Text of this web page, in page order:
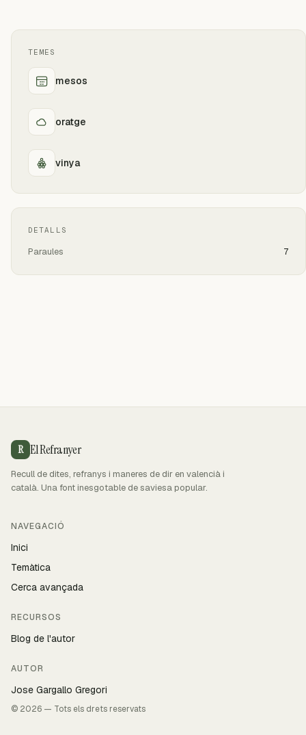
TEMES
mesos
oratge
vinya
DETALLS
Paraules 7
R El Refranyer
Recull de dites, refranys i maneres de dir en valencià i
català. Una font inesgotable de saviesa popular.
NAVEGACIÓ
Inici
Temàtica
Cerca avançada
RECURSOS
Blog de l'autor
AUTOR
Jose Gargallo Gregori
© 2026 — Tots els drets reservats